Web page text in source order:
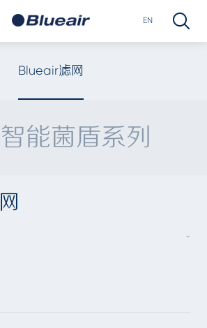
EN
Blueair滤网
能菌盾系列